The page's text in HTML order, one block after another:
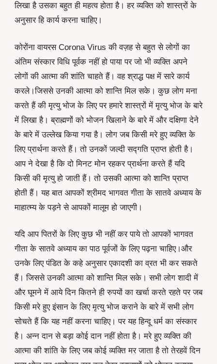
लिखा है उसका बहुत ही महत्व होता है। हर व्यक्ति को शास्त्रों के
अनुसार हि कार्य करना चाहिए।
कोरोंना वायरस Corona Virus की वज़ह से बहुत से लोगों का
अंतिम संस्कार विधि पूर्वक नहीं हो पाया पर जो भी व्यक्ति अपने
लोगों की आत्मा की शांति चाहते हैं। वह श्राद्ध पक्ष में सारे कार्य
करले।जिससे उनकी आत्मा को शान्ति मिल सके। कुछ लोग मना
करते हैं की मृत्यु भोज के लिए पर हमारे शास्त्रों में मृत्यु भोज के बारे
में लिखा है। ब्राह्मणों को भोजन खिलाने के बारे में और दक्षिणा देने
के बारे में उल्लेख किया गया है। लोग जब किसी मरे हुए व्यक्ति के
लिए प्रार्थना करते हैं। तो उनकों जल्दी सद्गति प्राप्त होती है।
आप ने देखा है कि दो मिनट मोन रहकर प्रार्थना करते हैं यदि
किसी की मृत्यु हो जाती हैं। तो उसकी आत्मा को शान्ति प्राप्त
होती हैं। यह बात आपकों श्रीमद भागवत गीता के सातवे अध्याय के
माहात्म्य के पड़ने से आपकों मालूम हो जाएगी।
यदि आप पितरों के लिए कुछ भी नहीं कर पाये तो आपकों भागवत
गीता के सातवे अध्याय का पाठ पूर्वजों के लिए पढ़ना चाहिए।और
उनके लिए पंडित के कहे अनुसार एकादशी का व्रत भी कर सकते
हैं। जिससे उनकी आत्मा को शान्ति मिल सके। सभी लोग शादी में
और घूमने में आये दिन कितने ही रुपयों का खर्चा करते रहते पर जब
किसी मरे हुए इंसान के लिए मृत्यु भोज कराने के बारे में सभी लोग
सोचते हैं कि यह नहीं करना चाहिए। पर यह हिन्दू धर्म का संस्कार
है। अन्न दान से बड़ा कोई दान नहीं होता है। मरे हुए व्यक्ति की
आत्मा की शांति के लिए जब कोई व्यक्ति मर जाता है तो तेरहवें दिन